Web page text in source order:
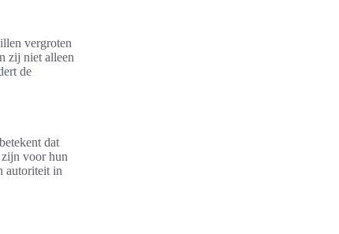
vergroten
zij niet alleen
de
dat
zijn voor hun
autoriteit in